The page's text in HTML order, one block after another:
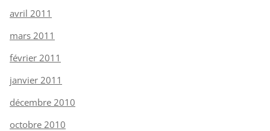
avril 2011
mars 2011
février 2011
janvier 2011
décembre 2010
octobre 2010